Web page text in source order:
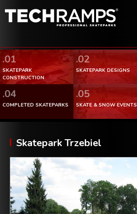
.01
SKATEPARK
CONSTRUCTION
.02
SKATEPARK DESIGNS
.04
COMPLETED SKATEPARKS
.05
SKATE & SNOW EVENTS
Skatepark Trzebiel